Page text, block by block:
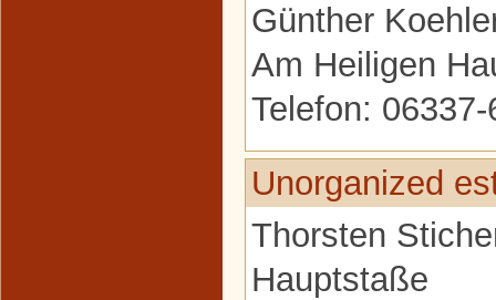
Günther
Am Heiligen
Telefon: 06337-
Unorganized
Thorsten
Hauptstaße